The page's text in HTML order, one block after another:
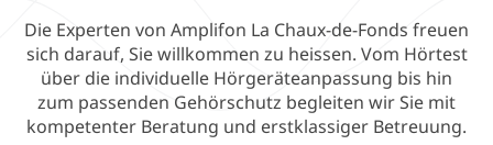
Die Experten von Amplifon La Chaux-de-Fonds freuen
sich darauf, Sie willkommen zu heissen. Vom Hörtest
über die individuelle Hörgeräteanpassung bis hin
zum passenden Gehörschutz begleiten wir Sie mit
kompetenter Beratung und erstklassiger Betreuung.